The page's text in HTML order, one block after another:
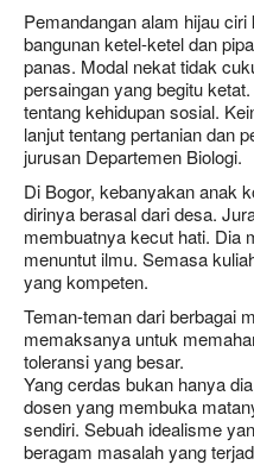
Pemandangan alam hijau
bangunan ketel-ketel dan
panas. Modal nekat tidak
persaingan yang begitu
tentang kehidupan sosial.
lanjut tentang pertanian dan
jurusan Departemen Biologi.
Di Bogor, kebanyakan anak
dirinya berasal dari desa.
membuatnya kecut hati. Dia
menuntut ilmu. Semasa
yang kompeten.
Teman-teman dari berbagai
memaksanya untuk
toleransi yang besar.
Yang cerdas bukan hanya
dosen yang membuka
sendiri. Sebuah idealisme
beragam masalah yang